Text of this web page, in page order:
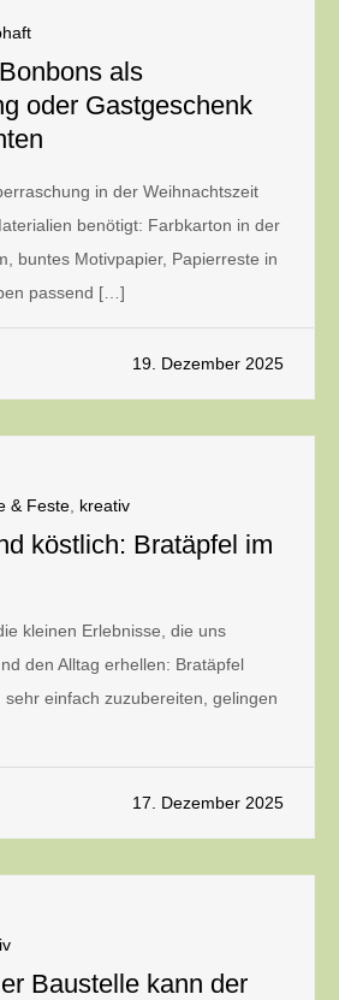
als
oder Gastgeschenk
in der Weihnachtszeit
benötigt: Farbkarton in der
buntes Motivpapier, Papierreste in
passend […]
19. Dezember 2025
& Feste kreativ
köstlich: Bratäpfel im
kleinen Erlebnisse, die uns
den Alltag erhellen: Bratäpfel
sehr einfach zuzubereiten, gelingen
17. Dezember 2025
Baustelle kann der